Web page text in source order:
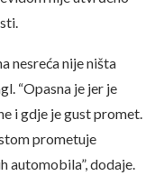
nesreća nije ništa
“Opasna je jer je
i gdje je gust promet.
prometuje
automobila”, dodaje.